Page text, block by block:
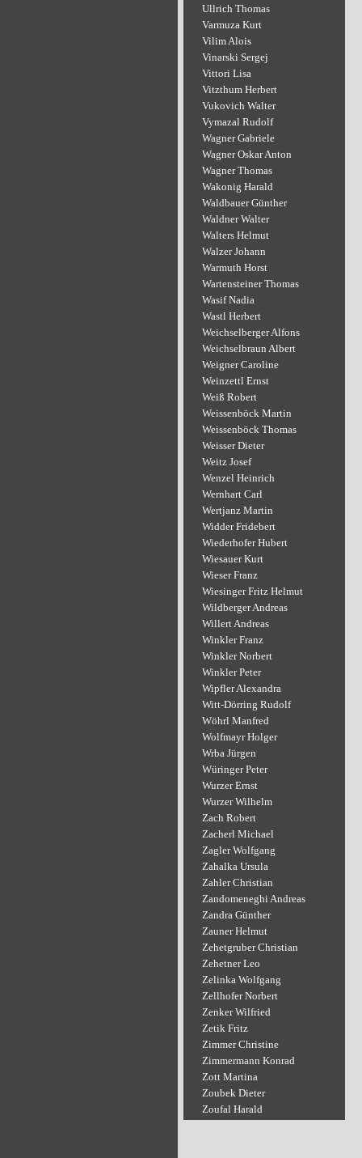
Ullrich Thomas
Varmuza Kurt
Vilim Alois
Vinarski Sergej
Vittori Lisa
Vitzthum Herbert
Vukovich Walter
Vymazal Rudolf
Wagner Gabriele
Wagner Oskar Anton
Wagner Thomas
Wakonig Harald
Waldbauer Günther
Waldner Walter
Walters Helmut
Walzer Johann
Warmuth Horst
Wartensteiner Thomas
Wasif Nadia
Wastl Herbert
Weichselberger Alfons
Weichselbraun Albert
Weigner Caroline
Weinzettl Ernst
Weiß Robert
Weissenböck Martin
Weissenböck Thomas
Weisser Dieter
Weitz Josef
Wenzel Heinrich
Wernhart Carl
Wertjanz Martin
Widder Fridebert
Wiederhofer Hubert
Wiesauer Kurt
Wieser Franz
Wiesinger Fritz Helmut
Wildberger Andreas
Willert Andreas
Winkler Franz
Winkler Norbert
Winkler Peter
Wipfler Alexandra
Witt-Dörring Rudolf
Wöhrl Manfred
Wolfmayr Holger
Wrba Jürgen
Würinger Peter
Wurzer Ernst
Wurzer Wilhelm
Zach Robert
Zacherl Michael
Zagler Wolfgang
Zahalka Ursula
Zahler Christian
Zandomeneghi Andreas
Zandra Günther
Zauner Helmut
Zehetgruber Christian
Zehetner Leo
Zelinka Wolfgang
Zellhofer Norbert
Zenker Wilfried
Zetik Fritz
Zimmer Christine
Zimmermann Konrad
Zott Martina
Zoubek Dieter
Zoufal Harald